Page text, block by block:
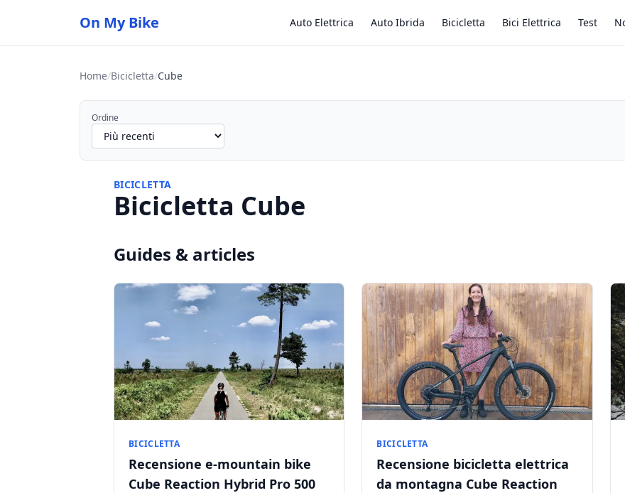
On My Bike Auto Elettrica Auto Ibrida Bicicletta Bici Elettrica Test
Home/Bicicletta/Cube
Ordine
BICICLETTA
Bicicletta Cube
Guides & articles
BICICLETTA
Recensione e-mountain bike
Cube Reaction Hybrid Pro 500
BICICLETTA
Recensione bicicletta elettrica
da montagna Cube Reaction